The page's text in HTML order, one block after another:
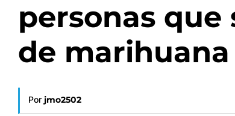
personas que
de marihuana
Por jmo2502